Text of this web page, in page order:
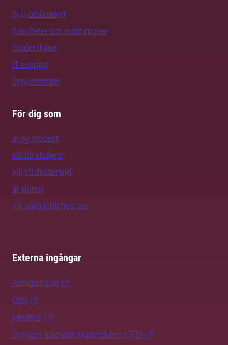
SLU-biblioteket
Fakulteter och institutioner
Studentkårer
IT-support
Servicecenter
För dig som
är ny student
vill bli student
vill bli doktorand
är alumn
vill söka jobb hos oss
Externa ingångar
Antagning.se
CSN
Mecenat
Sveriges förenade studentkårer (SFS)